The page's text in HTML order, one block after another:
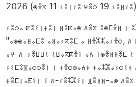
2026 (ⵙⴻⴳ 11 ⵢⵓⵏⵢⵓ ⵖⴻⵔ 19
ⵢⵓⵔⴰ ⵇⵓⵉⵏⵜⵓⵏ ⵍⵓⴽⴰⵙ ⴷⴻⴳ ⵓⵙⵎⴻⵍ ⵏ
"ⴰⵙⵙⴰⵍⴰⵎⵓ ⴰⵍⴰⵢⴽⵓⵎ ⴰ ⵍⴻⵣⵣⴰⵢⴻⵔ, ⴷ
ⴰⵖ-ⴷ-ⵢⴻⵡⵡⵉ ⵉⵡⴰⴽⴽⴻⵏ ⴰⴷ ⵏⵙⴻⵍⵍⴻⵎ
ⵢⵉⵎⵓⴼⴰⵔⵔⴻⵏ ⵏ ⵜⴻⵔⴱⴰⵄⵜ ⵜⴰⵣⵣⴰⵢⵔⵉⵜ
ⵜⴻⵎⵏⴰⴹⵉⵏ ⵉ ⴷ-ⵢⴻⵣⵣⵉⵏ ⴼⴻⵍⵍ-ⴰⵙ